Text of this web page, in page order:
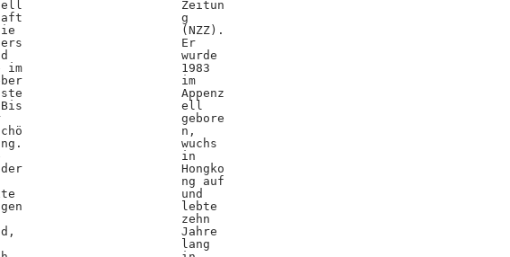
im
Zeitun
g
(NZZ).
Er
wurde
1983
im
Appenz
ell
gebore
n,
wuchs
in
Hongko
ng auf
und
lebte
zehn
Jahre
lang